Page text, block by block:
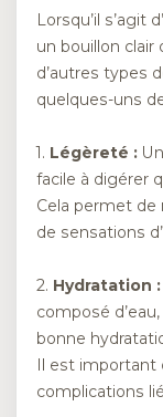
Lorsqu’il s’agit
un bouillon clair
d’autres types
quelques-uns
1. Légèreté :
facile à digérer
Cela permet de
de sensations
2. Hydratation :
composé
bonne
Il est
complications